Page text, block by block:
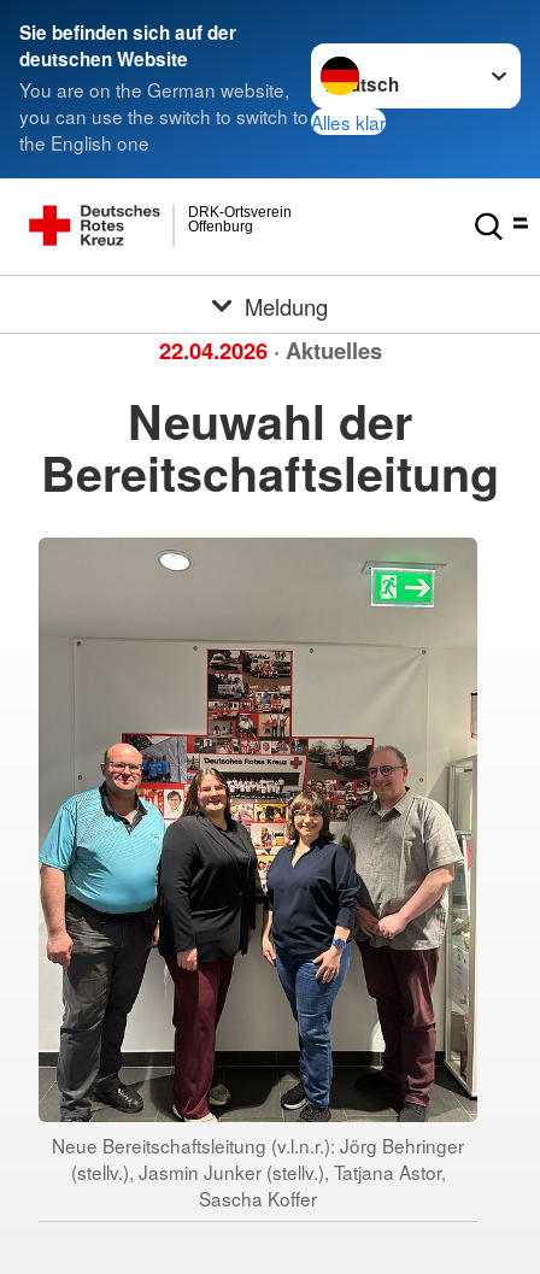
Sie befinden sich auf der
deutschen Website
You are on the German website,
you can use the switch to switch to
the English one
Sprache wechseln zu
Alles klar
Offenburg
DRK-Ortsverein
Meldung
22.04.2026 · Aktuelles
Neuwahl der
Bereitschaftsleitung
Neue Bereitschaftsleitung (v.l.n.r.): Jörg Behringer
(stellv.), Jasmin Junker (stellv.), Tatjana Astor,
Sascha Koffer